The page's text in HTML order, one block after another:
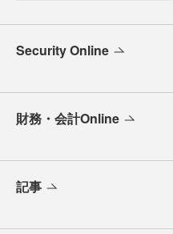
Security Online
財務・会計Online
記事